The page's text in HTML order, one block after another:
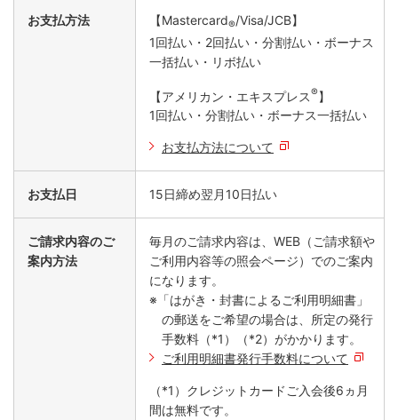
お支払方法 【Mastercard®/Visa/JCB】
1回払い・2回払い・分割払い・ボーナス
一括払い・リボ払い
【アメリカン・エキスプレス ®】
1回払い・分割払い・ボーナス一括払い
お支払方法について
お支払日 15日締め翌月10日払い
ご請求内容のご
案内方法
毎月のご請求内容は、WEB（ご請求額や
ご利用内容等の照会ページ）でのご案内
になります。
※「はがき・封書によるご利用明細書」
の郵送をご希望の場合は、所定の発行
手数料（*1）（*2）がかかります。
ご利用明細書発行手数料について
（*1）クレジットカードご入会後6ヵ月
間は無料です。